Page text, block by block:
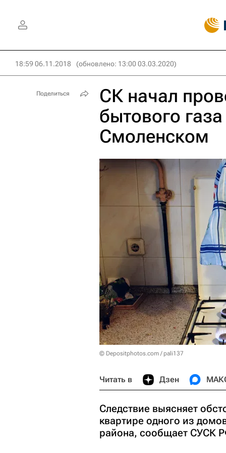
18:59 06.11.2018 (обновлено: 13:00 03.03.2020)
СК начал
бытового
Смоленском
© Depositphotos.com / pali137
Читать в Дзен
Следствие выясняет
квартире одного из
района, сообщает СУСК
Поделиться